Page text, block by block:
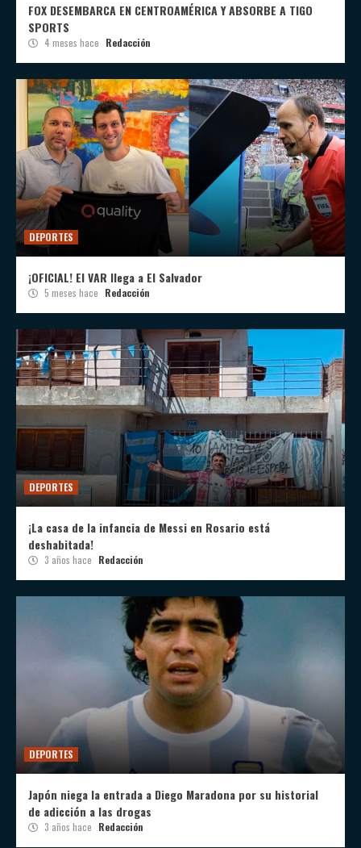
FOX DESEMBARCA EN CENTROAMÉRICA Y ABSORBE A TIGO
SPORTS
4 meses hace Redacción
DEPORTES
¡OFICIAL! El VAR llega a El Salvador
5 meses hace Redacción
DEPORTES
¡La casa de la infancia de Messi en Rosario está
deshabitada!
3 años hace Redacción
DEPORTES
Japón niega la entrada a Diego Maradona por su historial
de adicción a las drogas
3 años hace Redacción